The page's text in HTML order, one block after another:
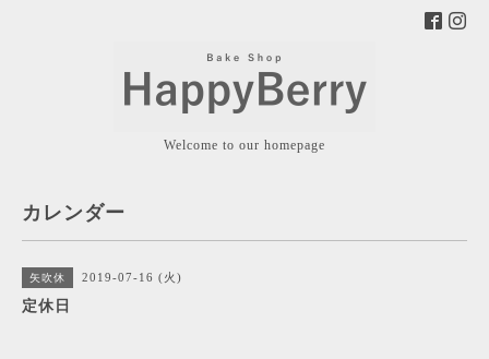
Welcome to our homepage
カレンダー
矢吹休 2019-07-16 (火)
定休日